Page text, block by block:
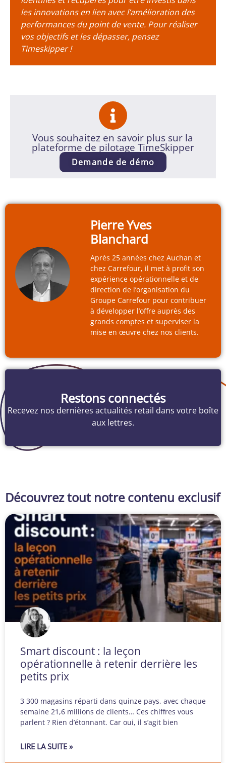
les innovations en lien avec l’amélioration des
performances du point de vente. Pour réaliser
vos objectifs et les dépasser, pensez
Timeskipper !
Vous souhaitez en savoir plus sur la
plateforme de pilotage TimeSkipper
Demande de démo
Pierre Yves
Blanchard
Après 25 années chez Auchan et
chez Carrefour, il met à profit son
expérience opérationnelle et de
direction de l’organisation du
Groupe Carrefour pour contribuer
à développer l’offre auprès des
grands comptes et superviser la
mise en œuvre chez nos clients.
Restons connectés
Recevez nos dernières actualités retail dans votre boîte
aux lettres.
Découvrez tout notre contenu exclusif
Smart discount : la leçon
opérationnelle à retenir derrière les
petits prix
3 300 magasins réparti dans quinze pays, avec chaque
semaine 21,6 millions de clients… Ces chiffres vous
parlent ? Rien d’étonnant. Car oui, il s’agit bien
LIRE LA SUITE »